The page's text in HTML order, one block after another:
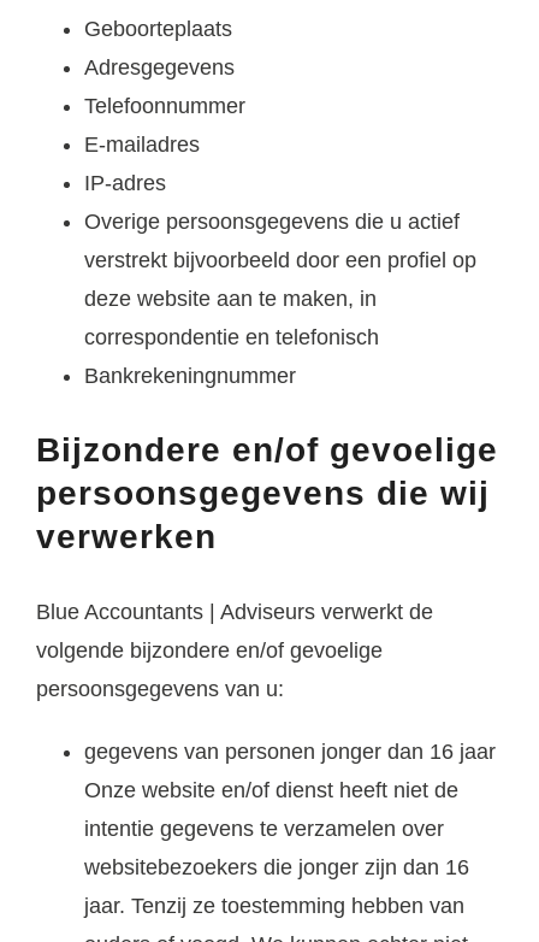
Geboorteplaats
Adresgegevens
Telefoonnummer
E-mailadres
IP-adres
Overige persoonsgegevens die u actief
verstrekt bijvoorbeeld door een profiel op
deze website aan te maken, in
correspondentie en telefonisch
Bankrekeningnummer
Bijzondere en/of gevoelige
persoonsgegevens die wij
verwerken
Blue Accountants | Adviseurs verwerkt de
volgende bijzondere en/of gevoelige
persoonsgegevens van u:
gegevens van personen jonger dan 16 jaar
Onze website en/of dienst heeft niet de
intentie gegevens te verzamelen over
websitebezoekers die jonger zijn dan 16
jaar. Tenzij ze toestemming hebben van